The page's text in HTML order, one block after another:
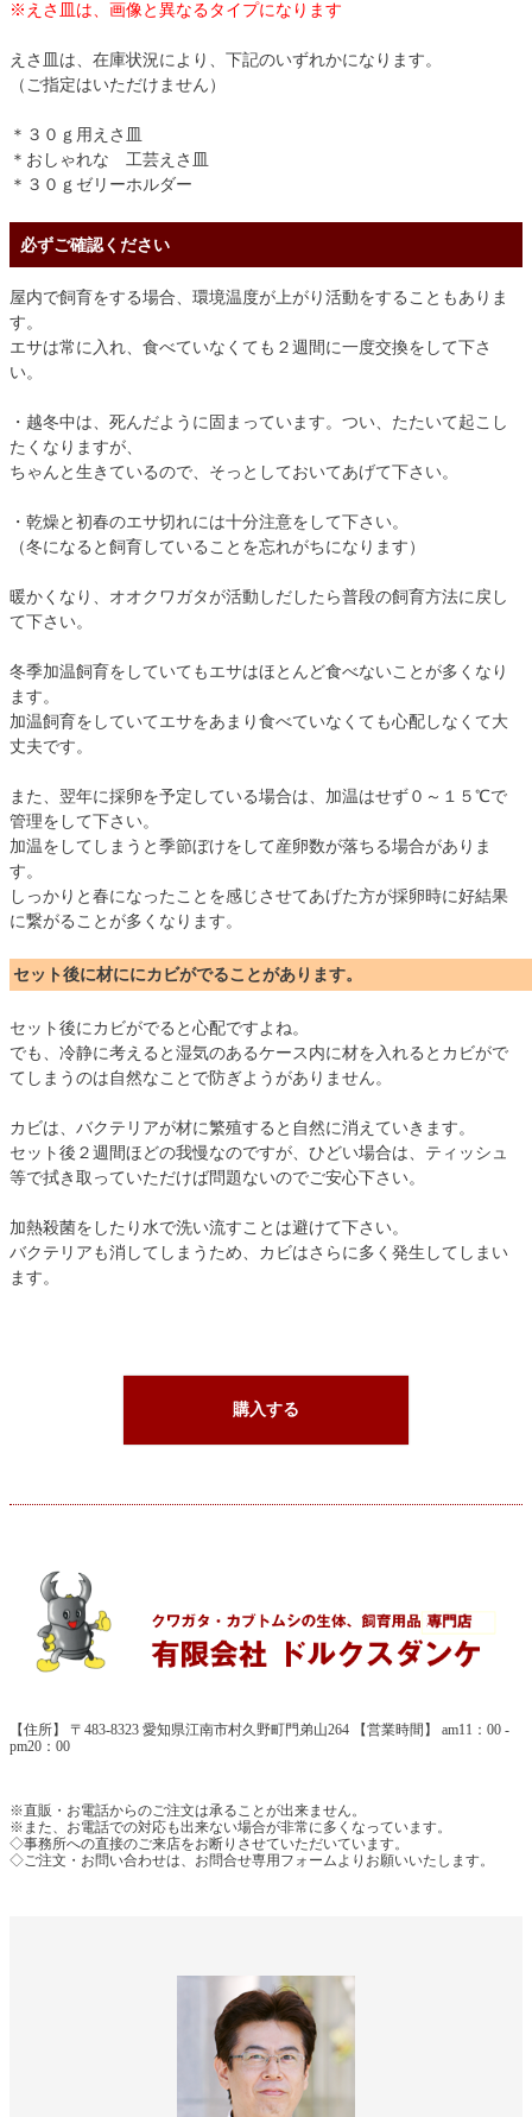
※えさ皿は、画像と異なるタイプになります
えさ皿は、在庫状況により、下記のいずれかになります。
（ご指定はいただけません）
＊３０ｇ用えさ皿
＊おしゃれな 工芸えさ皿
＊３０ｇゼリーホルダー
必ずご確認ください
屋内で飼育をする場合、環境温度が上がり活動をすることもありま
す。
エサは常に入れ、食べていなくても２週間に一度交換をして下さ
い。
・越冬中は、死んだように固まっています。つい、たたいて起こし
たくなりますが、
ちゃんと生きているので、そっとしておいてあげて下さい。
・乾燥と初春のエサ切れには十分注意をして下さい。
（冬になると飼育していることを忘れがちになります）
暖かくなり、オオクワガタが活動しだしたら普段の飼育方法に戻し
て下さい。
冬季加温飼育をしていてもエサはほとんど食べないことが多くなり
ます。
加温飼育をしていてエサをあまり食べていなくても心配しなくて大
丈夫です。
また、翌年に採卵を予定している場合は、加温はせず０～１５℃で
管理をして下さい。
加温をしてしまうと季節ぼけをして産卵数が落ちる場合がありま
す。
しっかりと春になったことを感じさせてあげた方が採卵時に好結果
に繋がることが多くなります。
セット後に材ににカビがでることがあります。
セット後にカビがでると心配ですよね。
でも、冷静に考えると湿気のあるケース内に材を入れるとカビがで
てしまうのは自然なことで防ぎようがありません。
カビは、バクテリアが材に繁殖すると自然に消えていきます。
セット後２週間ほどの我慢なのですが、ひどい場合は、ティッシュ
等で拭き取っていただけば問題ないのでご安心下さい。
加熱殺菌をしたり水で洗い流すことは避けて下さい。
バクテリアも消してしまうため、カビはさらに多く発生してしまい
ます。
購入する
【住所】 〒483-8323 愛知県江南市村久野町門弟山264 【営業時間】 am11：00 -
pm20：00
※直販・お電話からのご注文は承ることが出来ません。
※また、お電話での対応も出来ない場合が非常に多くなっています。
◇事務所への直接のご来店をお断りさせていただいています。
◇ご注文・お問い合わせは、お問合せ専用フォームよりお願いいたします。